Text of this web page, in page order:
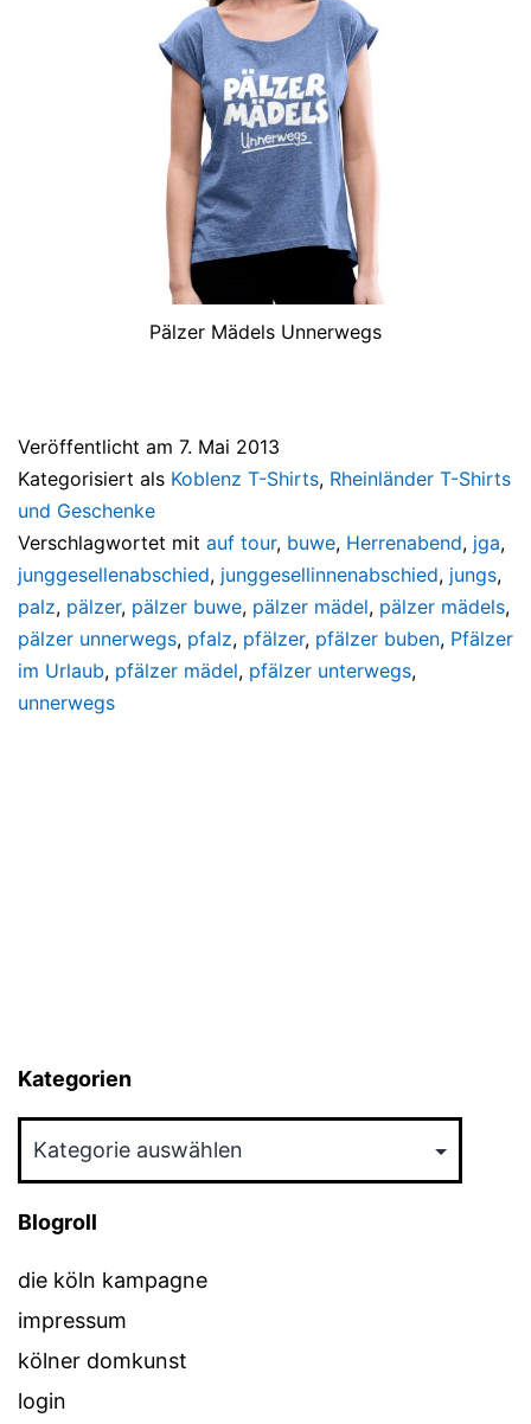
Pälzer Mädels Unnerwegs
Veröffentlicht am 7. Mai 2013
Kategorisiert als Koblenz T-Shirts, Rheinländer T-Shirts
und Geschenke
Verschlagwortet mit auf tour, buwe, Herrenabend, jga,
junggesellenabschied, junggesellinnenabschied, jungs,
palz, pälzer, pälzer buwe, pälzer mädel, pälzer mädels,
pälzer unnerwegs, pfalz, pfälzer, pfälzer buben, Pfälzer
im Urlaub, pfälzer mädel, pfälzer unterwegs,
unnerwegs
Kategorien
Blogroll
die köln kampagne
impressum
kölner domkunst
login